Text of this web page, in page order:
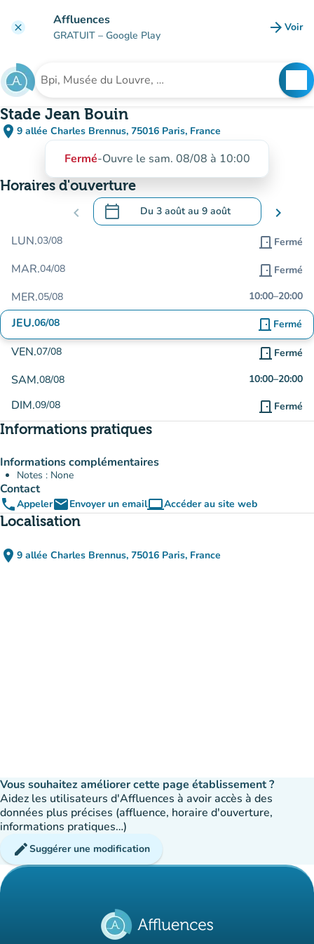
clear Affluences
GRATUIT – Google Play arrow_forward Voir
Rechercher un établissement
Stade Jean Bouin
place 9 allée Charles Brennus, 75016 Paris, France
(ouvrir dans Google Maps)
(nouvel onglet)
Fermé-Ouvre le sam. 08/08 à 10:00
Horaires d'ouverture
chevron_left calendar_today Du 3 aoûtau 9 août
.Ouvrir le calendrier pour changer de
chevron_right
LUN.03/08 door_front Fermé
MAR.04/08 door_front Fermé
MER.05/08 10:00–20:00
JEU.06/08 door_front Fermé
VEN.07/08 door_front Fermé
SAM.08/08 10:00–20:00
DIM.09/08 door_front Fermé
Informations pratiques
Informations complémentaires
Notes : None
Contact
phoneAppeleremailEnvoyer un emailcomputerAccéder au site web
(nouvel onglet)
Localisation
place 9 allée Charles Brennus, 75016 Paris, France
(ouvrir dans Google Maps)
(nouvel onglet)
Vous souhaitez améliorer cette page établissement ?
Aidez les utilisateurs d'Affluences à avoir accès à des
données plus précises (affluence, horaire d'ouverture,
informations pratiques…)
editSuggérer une modification